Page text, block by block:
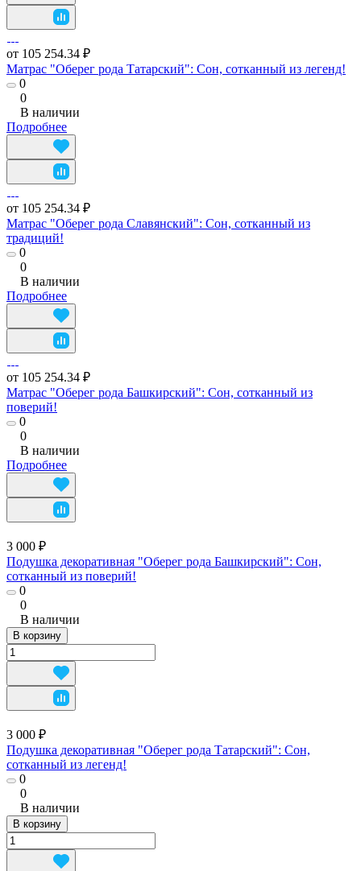
от 105 254.34 ₽
Матрас "Оберег рода Татарский": Сон, сотканный из легенд!
0
0
В наличии
Подробнее
от 105 254.34 ₽
Матрас "Оберег рода Славянский": Сон, сотканный из
традиций!
0
0
В наличии
Подробнее
от 105 254.34 ₽
Матрас "Оберег рода Башкирский": Сон, сотканный из
поверий!
0
0
В наличии
Подробнее
3 000 ₽
Подушка декоративная "Оберег рода Башкирский": Сон,
сотканный из поверий!
0
0
В наличии
В корзину
3 000 ₽
Подушка декоративная "Оберег рода Татарский": Сон,
сотканный из легенд!
0
0
В наличии
В корзину